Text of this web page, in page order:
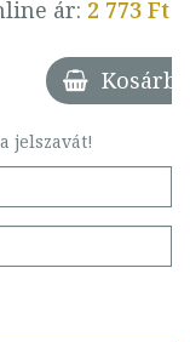
ár: 2 773 Ft
Kosárba
jelszavát!